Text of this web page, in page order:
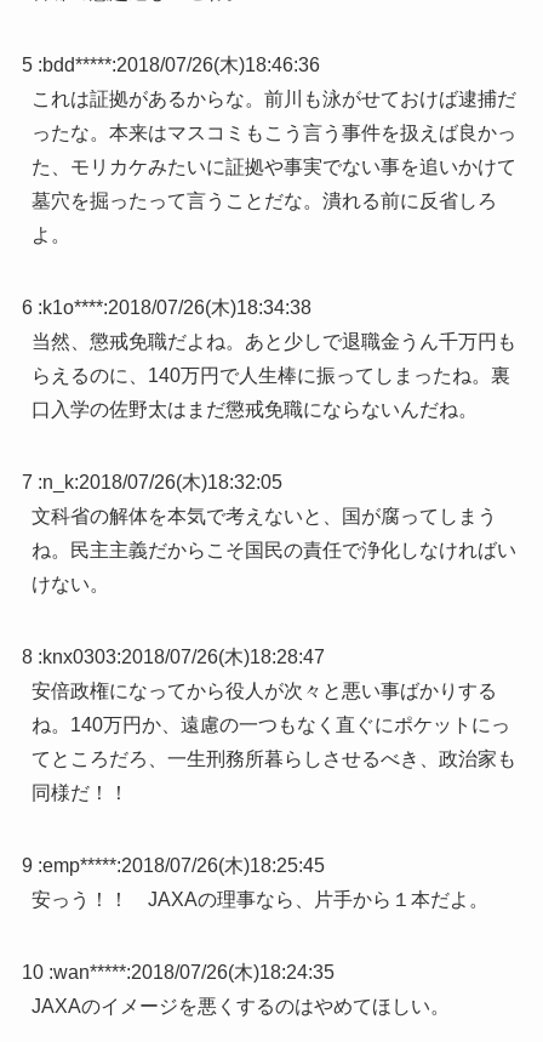
5 :bdd*****:2018/07/26(木)18:46:36
これは証拠があるからな。前川も泳がせておけば逮捕だ
ったな。本来はマスコミもこう言う事件を扱えば良かっ
た、モリカケみたいに証拠や事実でない事を追いかけて
墓穴を掘ったって言うことだな。潰れる前に反省しろ
よ。
6 :k1o****:2018/07/26(木)18:34:38
当然、懲戒免職だよね。あと少しで退職金うん千万円も
らえるのに、140万円で人生棒に振ってしまったね。裏
口入学の佐野太はまだ懲戒免職にならないんだね。
7 :n_k:2018/07/26(木)18:32:05
文科省の解体を本気で考えないと、国が腐ってしまう
ね。民主主義だからこそ国民の責任で浄化しなければい
けない。
8 :knx0303:2018/07/26(木)18:28:47
安倍政権になってから役人が次々と悪い事ばかりする
ね。140万円か、遠慮の一つもなく直ぐにポケットにっ
てところだろ、一生刑務所暮らしさせるべき、政治家も
同様だ！！
9 :emp*****:2018/07/26(木)18:25:45
安っう！！ JAXAの理事なら、片手から１本だよ。
10 :wan*****:2018/07/26(木)18:24:35
JAXAのイメージを悪くするのはやめてほしい。